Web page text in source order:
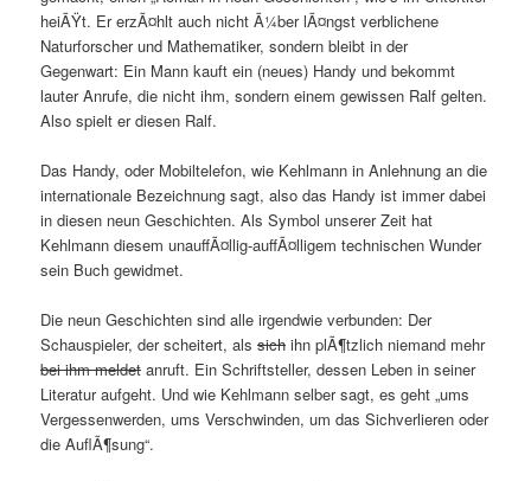
heiÃŸt. Er erzÃ¤hlt auch nicht Ã¼ber lÃ¤ngst verblichene
Naturforscher und Mathematiker, sondern bleibt in der
Gegenwart: Ein Mann kauft ein (neues) Handy und bekommt
lauter Anrufe, die nicht ihm, sondern einem gewissen Ralf gelten.
Also spielt er diesen Ralf.
Das Handy, oder Mobiltelefon, wie Kehlmann in Anlehnung an die
internationale Bezeichnung sagt, also das Handy ist immer dabei
in diesen neun Geschichten. Als Symbol unserer Zeit hat
Kehlmann diesem unauffÃ¤llig-auffÃ¤lligem technischen Wunder
sein Buch gewidmet.
Die neun Geschichten sind alle irgendwie verbunden: Der
Schauspieler, der scheitert, alssich ihn plÃ¶tzlich niemand mehr
bei ihm meldet anruft. Ein Schriftsteller, dessen Leben in seiner
Literatur aufgeht. Und wie Kehlmann selber sagt, es geht „ums
Vergessenwerden, ums Verschwinden, um das Sichverlieren oder
die AuflÃ¶sung“.